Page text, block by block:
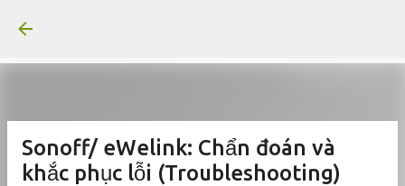
Sonoff/ eWelink: Chẩn đoán và
khắc phục lỗi (Troubleshooting)